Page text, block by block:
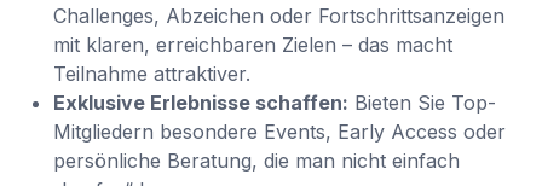
Challenges, Abzeichen oder Fortschrittsanzeigen
mit klaren, erreichbaren Zielen – das macht
Teilnahme attraktiver.
Exklusive Erlebnisse schaffen: Bieten Sie Top-
Mitgliedern besondere Events, Early Access oder
persönliche Beratung, die man nicht einfach